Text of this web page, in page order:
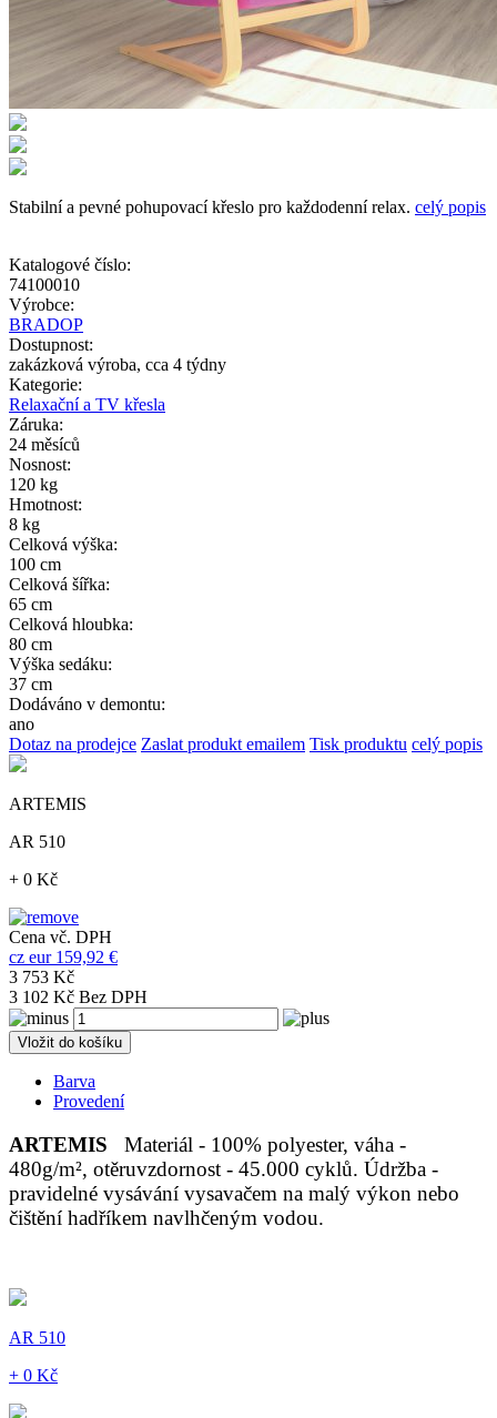
Stabilní a pevné pohupovací křeslo pro každodenní relax. celý popis
Katalogové číslo:
74100010
Výrobce:
BRADOP
Dostupnost:
zakázková výroba, cca 4 týdny
Kategorie:
Relaxační a TV křesla
Záruka:
24 měsíců
Nosnost:
120 kg
Hmotnost:
8 kg
Celková výška:
100 cm
Celková šířka:
65 cm
Celková hloubka:
80 cm
Výška sedáku:
37 cm
Dodáváno v demontu:
ano
Dotaz na prodejce Zaslat produkt emailem Tisk produktu celý popis
ARTEMIS
AR 510
+ 0 Kč
Cena vč. DPH
cz eur 159,92 €
3 753 Kč
3 102 Kč Bez DPH
Vložit do košíku
Barva
Provedení
ARTEMIS
Materiál - 100% polyester, váha -
480g/m², otěruvzdornost - 45.000 cyklů. Údržba -
pravidelné vysávání vysavačem na malý výkon nebo
čištění hadříkem navlhčeným vodou.
AR 510
+ 0 Kč